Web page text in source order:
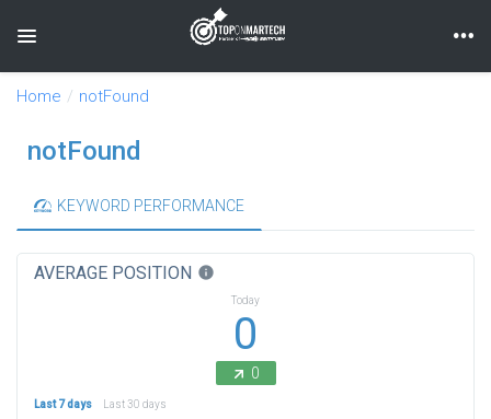
Toggle navigation
Home notFound
notFound
KEYWORD PERFORMANCE
AVERAGE POSITION info
Today
0
0
Last 7 days Last 30 days